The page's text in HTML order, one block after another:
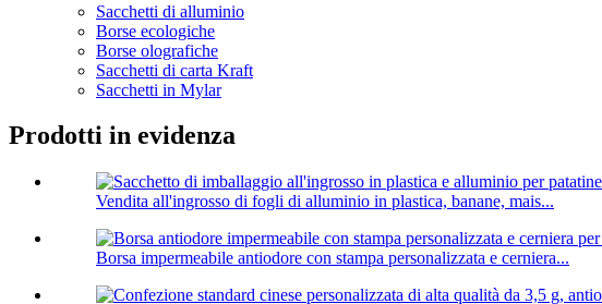
Sacchetti di alluminio
Borse ecologiche
Borse olografiche
Sacchetti di carta Kraft
Sacchetti in Mylar
Prodotti in evidenza
Vendita all'ingrosso di fogli di alluminio in plastica, banane, mais...
Borsa impermeabile antiodore con stampa personalizzata e cerniera...